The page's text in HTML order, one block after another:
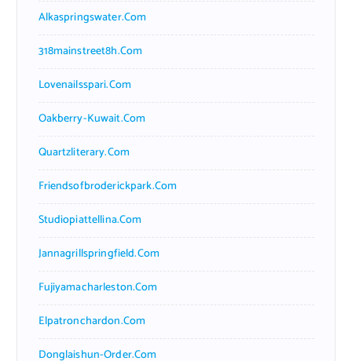
Alkaspringswater.com
318mainstreet8h.com
Lovenailsspari.com
Oakberry-Kuwait.com
Quartzliterary.com
Friendsofbroderickpark.com
Studiopiattellina.com
Jannagrillspringfield.com
Fujiyamacharleston.com
Elpatronchardon.com
Donglaishun-Order.com